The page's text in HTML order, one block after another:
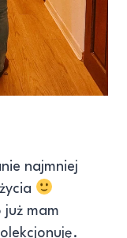
najmniej
już mam